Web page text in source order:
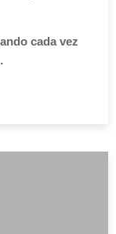
cada vez